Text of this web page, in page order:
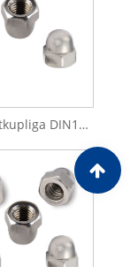
Kuuskantkupliga DIN1587 roostevabast terasest M8 silindri kuuskantmutter